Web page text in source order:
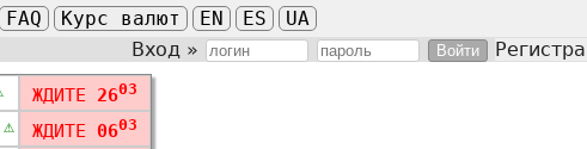
FAQ Курс валют EN ES
UA
Вход »
ЖДИТЕ2603
⚠ ЖДИТЕ 0603